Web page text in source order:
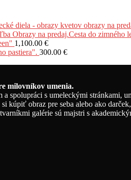
obrazy na
Obrazy na predaj.Cesta do zimného
1,100.00 €
pastiera". 300.00 €
milovníkov umenia.
spolupráci s umeleckými stránkami,
kúpiť obraz pre seba alebo ako
galérie sú majstri s